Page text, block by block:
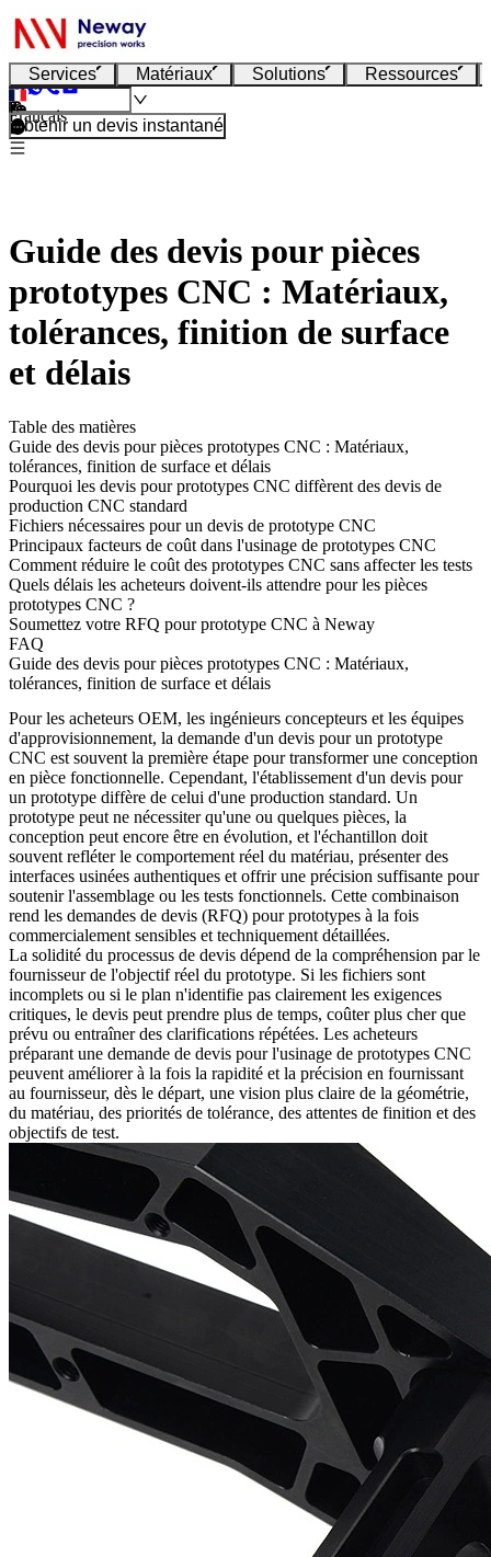
Services Matériaux Solutions Ressources
Français
Obtenir un devis instantané
Guide des devis pour pièces
prototypes CNC : Matériaux,
tolérances, finition de surface
et délais
Table des matières
Guide des devis pour pièces prototypes CNC : Matériaux,
tolérances, finition de surface et délais
Pourquoi les devis pour prototypes CNC diffèrent des devis de
production CNC standard
Fichiers nécessaires pour un devis de prototype CNC
Principaux facteurs de coût dans l'usinage de prototypes CNC
Comment réduire le coût des prototypes CNC sans affecter les tests
Quels délais les acheteurs doivent-ils attendre pour les pièces
prototypes CNC ?
Soumettez votre RFQ pour prototype CNC à Neway
FAQ
Guide des devis pour pièces prototypes CNC : Matériaux,
tolérances, finition de surface et délais
Pour les acheteurs OEM, les ingénieurs concepteurs et les équipes
d'approvisionnement, la demande d'un devis pour un prototype
CNC est souvent la première étape pour transformer une conception
en pièce fonctionnelle. Cependant, l'établissement d'un devis pour
un prototype diffère de celui d'une production standard. Un
prototype peut ne nécessiter qu'une ou quelques pièces, la
conception peut encore être en évolution, et l'échantillon doit
souvent refléter le comportement réel du matériau, présenter des
interfaces usinées authentiques et offrir une précision suffisante pour
soutenir l'assemblage ou les tests fonctionnels. Cette combinaison
rend les demandes de devis (RFQ) pour prototypes à la fois
commercialement sensibles et techniquement détaillées.
La solidité du processus de devis dépend de la compréhension par le
fournisseur de l'objectif réel du prototype. Si les fichiers sont
incomplets ou si le plan n'identifie pas clairement les exigences
critiques, le devis peut prendre plus de temps, coûter plus cher que
prévu ou entraîner des clarifications répétées. Les acheteurs
préparant une demande de devis pour l'usinage de prototypes CNC
peuvent améliorer à la fois la rapidité et la précision en fournissant
au fournisseur, dès le départ, une vision plus claire de la géométrie,
du matériau, des priorités de tolérance, des attentes de finition et des
objectifs de test.